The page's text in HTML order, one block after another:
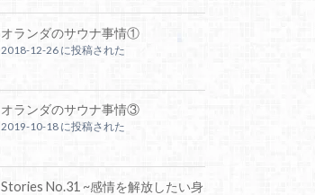
オランダのサウナ事情①
2018-12-26 に投稿された
オランダのサウナ事情③
2019-10-18 に投稿された
Stories No.31 ~感情を解放したい身